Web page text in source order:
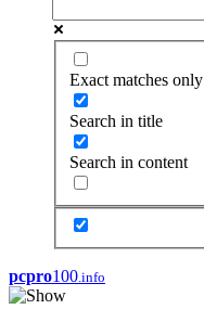
Exact matches only
Search in title
Search in content
pcpro100.info